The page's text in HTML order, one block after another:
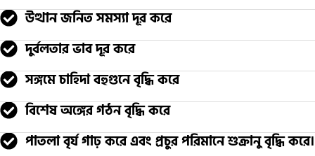
উত্থান জনিত সমস্যা দূর করে
দুর্বলতার ভাব দূর করে
সঙ্গমে চাহিদা বহুগুনে বৃদ্ধি করে
বিশেষ অঙ্গের গঠন বৃদ্ধি করে
পাতলা বৃর্য গাঢ় করে এবং প্রচুর পরিমানে শুক্রানু বৃদ্ধি করে।